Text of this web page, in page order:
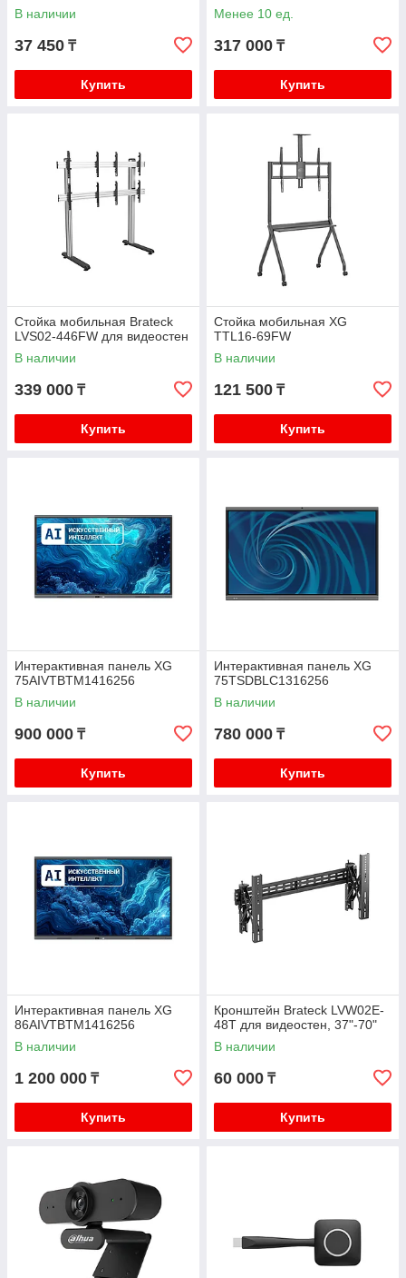
В наличии
37 450 ₸
Купить
Менее 10 ед.
317 000 ₸
Купить
Стойка мобильная Brateck
LVS02-446FW для видеостен
В наличии
339 000 ₸
Купить
Стойка мобильная XG
TTL16-69FW
В наличии
121 500 ₸
Купить
Интерактивная панель XG
75AIVTBTM1416256
В наличии
900 000 ₸
Купить
Интерактивная панель XG
75TSDBLC1316256
В наличии
780 000 ₸
Купить
Интерактивная панель XG
86AIVTBTM1416256
В наличии
1 200 000 ₸
Купить
Кронштейн Brateck LVW02E-
48T для видеостен, 37"-70"
В наличии
60 000 ₸
Купить